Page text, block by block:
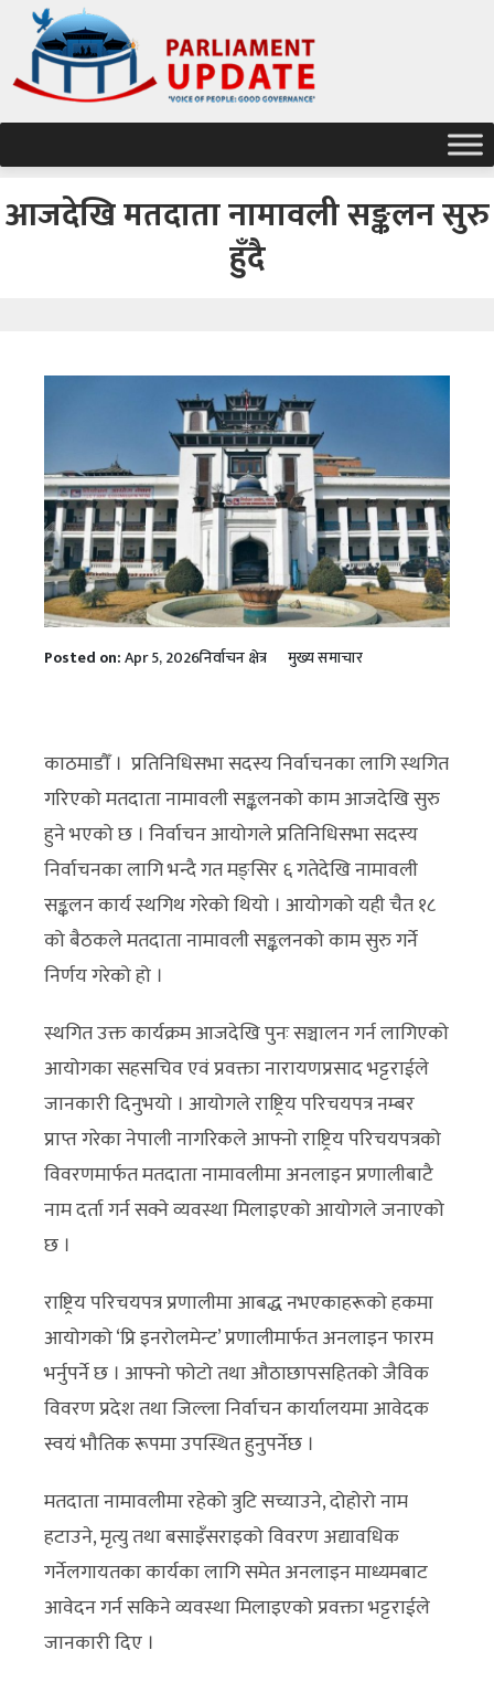
आजदेखि मतदाता नामावली सङ्कलन सुरु
हुँदै
Posted on:Apr 5, 2026निर्वाचन क्षेत्र मुख्य समाचार
काठमाडौँ । प्रतिनिधिसभा सदस्य निर्वाचनका लागि स्थगित
गरिएको मतदाता नामावली सङ्कलनको काम आजदेखि सुरु
हुने भएको छ । निर्वाचन आयोगले प्रतिनिधिसभा सदस्य
निर्वाचनका लागि भन्दै गत मङ्सिर ६ गतेदेखि नामावली
सङ्कलन कार्य स्थगिथ गरेको थियो । आयोगको यही चैत १८
को बैठकले मतदाता नामावली सङ्कलनको काम सुरु गर्ने
निर्णय गरेको हो ।
स्थगित उक्त कार्यक्रम आजदेखि पुनः सञ्चालन गर्न लागिएको
आयोगका सहसचिव एवं प्रवक्ता नारायणप्रसाद भट्टराईले
जानकारी दिनुभयो । आयोगले राष्ट्रिय परिचयपत्र नम्बर
प्राप्त गरेका नेपाली नागरिकले आफ्नो राष्ट्रिय परिचयपत्रको
विवरणमार्फत मतदाता नामावलीमा अनलाइन प्रणालीबाटै
नाम दर्ता गर्न सक्ने व्यवस्था मिलाइएको आयोगले जनाएको
छ ।
राष्ट्रिय परिचयपत्र प्रणालीमा आबद्ध नभएकाहरूको हकमा
आयोगको ‘प्रि इनरोलमेन्ट’ प्रणालीमार्फत अनलाइन फारम
भर्नुपर्ने छ । आफ्नो फोटो तथा औठाछापसहितको जैविक
विवरण प्रदेश तथा जिल्ला निर्वाचन कार्यालयमा आवेदक
स्वयं भौतिक रूपमा उपस्थित हुनुपर्नेछ ।
मतदाता नामावलीमा रहेको त्रुटि सच्याउने, दोहोरो नाम
हटाउने, मृत्यु तथा बसाइँसराइको विवरण अद्यावधिक
गर्नेलगायतका कार्यका लागि समेत अनलाइन माध्यमबाट
आवेदन गर्न सकिने व्यवस्था मिलाइएको प्रवक्ता भट्टराईले
जानकारी दिए ।